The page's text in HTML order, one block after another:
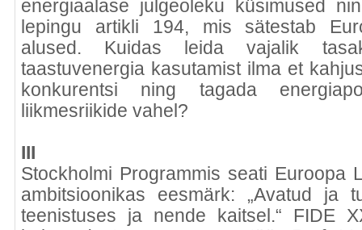
energiaalase julgeoleku küsimused
lepingu artikli 194, mis sätestab
alused. Kuidas leida vajalik
taastuvenergia kasutamist ilma et
konkurentsi ning tagada
liikmesriikide vahel?
III
Stockholmi Programmis seati Euroopa
ambitsioonikas eesmärk: „Avatud ja
teenistuses ja nende kaitsel.“ FIDE